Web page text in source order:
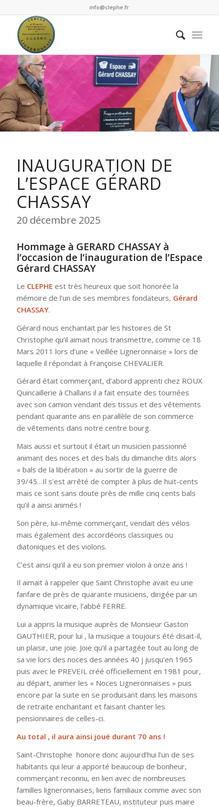
info@clephe.fr
INAUGURATION DE
L’ESPACE GÉRARD
CHASSAY
20 décembre 2025
Hommage à GERARD CHASSAY à
l’occasion de l’inauguration de l’Espace
Gérard CHASSAY
Le CLEPHE est très heureux que soit honorée la
mémoire de l’un de ses membres fondateurs, Gérard
CHASSAY.
Gérard nous enchantait par les histoires de St
Christophe qu’il aimait nous transmettre, comme ce 18
Mars 2011 lors d’une « Veillée Ligneronnaise » lors de
laquelle il répondait à Françoise CHEVALIER.
Gérard était commerçant, d’abord apprenti chez ROUX
Quincaillerie à Challans il a fait ensuite des tournées
avec son camion vendant des tissus et des vêtements
pendant quarante ans en parallèle de son commerce
de vêtements dans notre centre bourg.
Mais aussi et surtout il était un musicien passionné
animant des noces et des bals du dimanche dits alors
« bals de la libération » au sortir de la guerre de
39/45…Il s’est arrêté de compter à plus de huit-cents
mais ce sont sans doute près de mille cinq cents bals
qu’il a ainsi animés !
Son père, lui-même commerçant, vendait des vélos
mais également des accordéons classiques ou
diatoniques et des violons.
C’est ainsi qu’il a eu son premier violon à onze ans !
Il aimait à rappeler que Saint Christophe avait eu une
fanfare de près de quarante musiciens, dirigée par un
dynamique vicaire, l’abbé FERRE.
Lui a appris la musique auprès de Monsieur Gaston
GAUTHIER, pour lui , la musique a toujours été disait-il,
un plaisir, une joie. Joie qu’il a partagée tout au long de
sa vie lors des noces des années 40 j jusqu’en 1965
puis avec le PREVEIL créé officiellement en 1981 pour,
au départ, animer les « Noces Ligneronnaises » puis
encore par la suite en se produisant dans les maisons
de retraite enchantant et faisant chanter les
pensionnaires de celles-ci.
Au total , il aura ainsi joué durant 70 ans !
Saint-Christophe honore donc aujourd’hui l’un de ses
habitants qui leur a apporté beaucoup de bonheur,
commerçant reconnu, en lien avec de nombreuses
familles ligneronnaises, liens familiaux comme avec son
beau-frère, Gaby BARRETEAU, instituteur puis maire